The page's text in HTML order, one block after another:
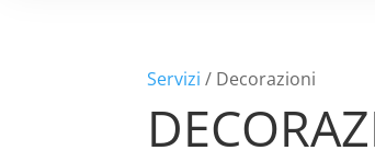
Servizi / Decorazioni